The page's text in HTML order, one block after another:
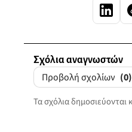
Σχόλια αναγνωστών
Προβολή σχολίων (0)
Τα σχόλια δημοσιεύονται